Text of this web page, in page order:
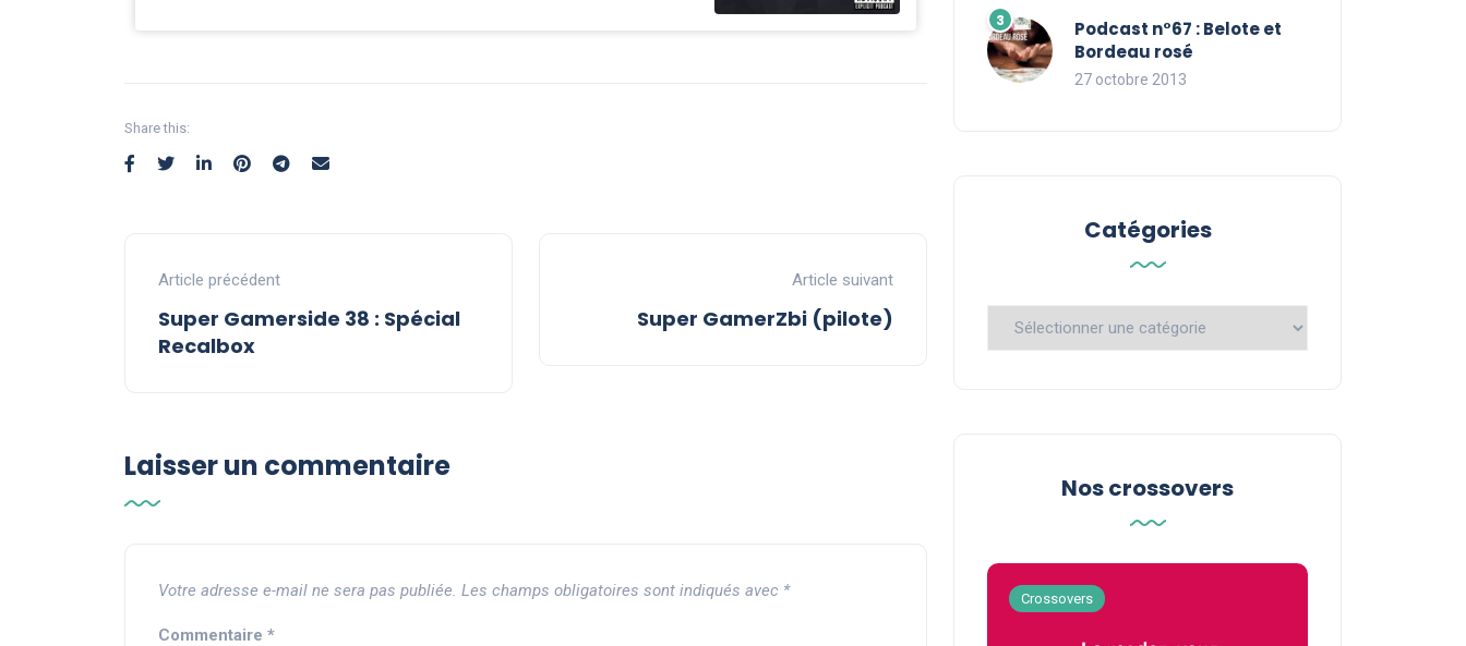
Share this:
Article précédent
Super Gamerside 38 : Spécial
Recalbox
Article suivant
Super GamerZbi (pilote)
Laisser un commentaire
Votre adresse e-mail ne sera pas publiée. Les champs obligatoires sont indiqués avec *
Commentaire *
Podcast n°67 : Belote et
Bordeau rosé
27 octobre 2013
Catégories
Catégories
Nos crossovers
Crossovers Crossovers